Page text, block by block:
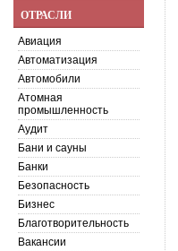
ОТРАСЛИ
Авиация
Автоматизация
Автомобили
Атомная
промышленность
Аудит
Бани и сауны
Банки
Безопасность
Бизнес
Благотворительность
Вакансии